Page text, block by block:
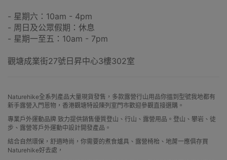
- 星期六：10am - 4pm
- 周日及公眾假期：休息
- 星期一至五：10am - 7pm
觀塘成業街27號日昇中心3樓302室
Naturehike全系列產品大量現貨發售，多款露營行山用品你搵到型號我地都有
新手露營入門恩物，香港觀塘特設陳列室門市歡迎參觀直接選購。
專業戶外運動品牌 致力提供銷售優質登山、行山、露營用品。登山、攀岩、徒
步、露營等戶外運動中設計開發產品。
結合自然環保，舒適時尚，你需要的煮食爐具、露營椅枱、地蓆一應俱存買
Naturehike好去處，